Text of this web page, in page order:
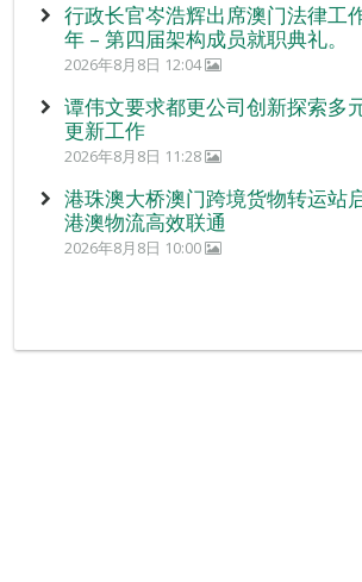
行政长官岑浩辉出席澳门法律工
年 – 第四届架构成员就职典礼。
2026年8月8日 12:04
谭伟文要求都更公司创新探索多
更新工作
2026年8月8日 11:28
港珠澳大桥澳门跨境货物转运站
港澳物流高效联通
2026年8月8日 10:00